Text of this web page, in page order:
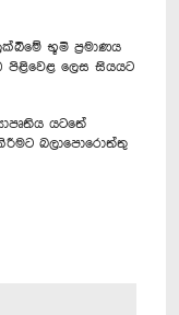
භූමි ප්‍රමාණය
පිළිවෙළ ලෙස සියයට
යටතේ
බලාපොරොත්තු